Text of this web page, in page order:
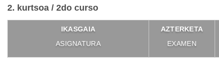
2. kurtsoa / 2do curso
IKASGAIA
ASIGNATURA
AZTERKETA
EXAMEN